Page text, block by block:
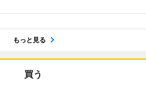
もっと見る
買う